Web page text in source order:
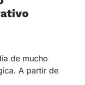
de mucho